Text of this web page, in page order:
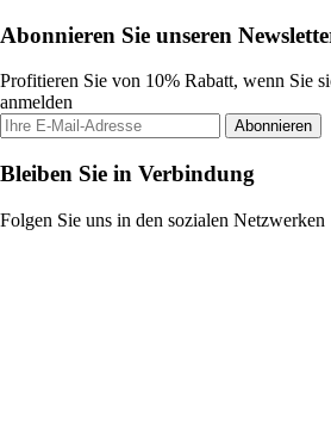
Abonnieren Sie unseren
Profitieren Sie von 10% Rabatt, wenn Sie
anmelden
Abonnieren
Bleiben Sie in Verbindung
Folgen Sie uns in den sozialen Netzwerken